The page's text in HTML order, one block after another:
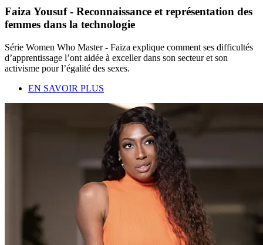
Faiza Yousuf - Reconnaissance et représentation des
femmes dans la technologie
Série Women Who Master - Faiza explique comment ses difficultés
d’apprentissage l’ont aidée à exceller dans son secteur et son
activisme pour l’égalité des sexes.
EN SAVOIR PLUS